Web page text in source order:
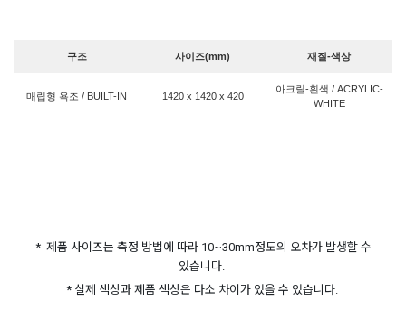
구조 사이즈(mm) 재질-색상
매립형 욕조 / BUILT-IN 1420 x 1420 x 420
아크릴-흰색 / ACRYLIC-
WHITE
* 제품 사이즈는 측정 방법에 따라 10~30mm정도의 오차가 발생할 수
있습니다.
* 실제 색상과 제품 색상은 다소 차이가 있을 수 있습니다.